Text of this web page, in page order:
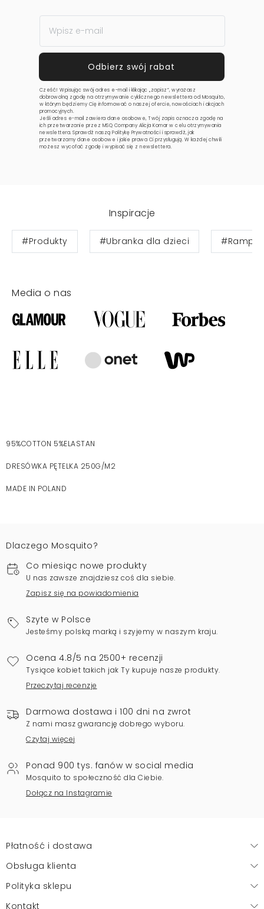
Cześć! Wpisując swój adres e-mail i klikając „zapisz”, wyrażasz
dobrowolną zgodę na otrzymywanie cyklicznego newslettera od Mosquito,
w którym będziemy Cię informować o naszej ofercie, nowościach i akcjach
promocyjnych.
Jeśli adres e-mail zawiera dane osobowe, Twój zapis oznacza zgodę na
ich przetwarzanie przez MSQ Company Alicja Komar w celu otrzymywania
newslettera. Sprawdź naszą Politykę Prywatnościi sprawdź, jak
przetwarzamy dane osobowe i jakie prawa Ci przysługują. W każdej chwili
możesz wycofać zgodę i wypisać się z newslettera.
Inspiracje
#Produkty #Ubranka dla dzieci
Media o nas
95%COTTON 5%ELASTAN
DRESÓWKA PĘTELKA 250G/M2
MADE IN POLAND
Dlaczego Mosquito?
Co miesiąc nowe produkty
U nas zawsze znajdziesz coś dla siebie.
Zapisz się na powiadomienia
Szyte w Polsce
Jesteśmy polską marką i szyjemy w naszym kraju.
Ocena 4.8/5 na 2500+ recenzji
Tysiące kobiet takich jak Ty kupuje nasze produkty.
Przeczytaj recenzje
Darmowa dostawa i 100 dni na zwrot
Z nami masz gwarancję dobrego wyboru.
Czytaj więcej
Ponad 900 tys. fanów w social media
Mosquito to społeczność dla Ciebie.
Dołącz na Instagramie
Płatność i dostawa
Obsługa klienta
Polityka sklepu
Kontakt